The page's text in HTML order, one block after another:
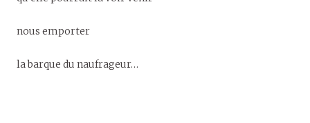
nous emporter
la barque du naufrageur…